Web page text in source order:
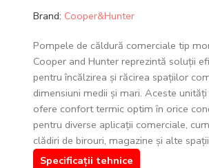
Brand: Cooper&Hunter
Pompele de căldură comerciale tip
Cooper and Hunter reprezintă soluții
pentru încălzirea și răcirea spațiilor
dimensiuni medii și mari. Aceste
ofere confort termic optim în orice
pentru diverse aplicații comerciale,
clădiri de birouri, magazine și alte
Specificații tehnice